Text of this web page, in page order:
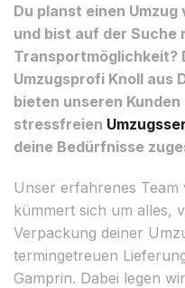
Du planst einen
und bist auf der Suche
Transportmöglichkeit?
Umzugsprofi Knoll aus
bieten unseren
stressfreien
deine Bedürfnisse
Unser erfahrenes
kümmert sich um alles,
Verpackung deiner
termingetreuen
Gamprin. Dabei legen